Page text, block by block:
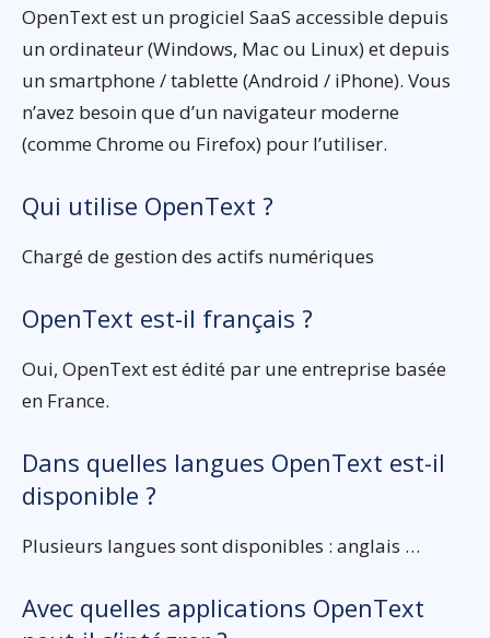
OpenText est un progiciel SaaS accessible depuis
un ordinateur (Windows, Mac ou Linux) et depuis
un smartphone / tablette (Android / iPhone). Vous
n’avez besoin que d’un navigateur moderne
(comme Chrome ou Firefox) pour l’utiliser.
Qui utilise OpenText ?
Chargé de gestion des actifs numériques
OpenText est-il français ?
Oui, OpenText est édité par une entreprise basée
en France.
Dans quelles langues OpenText est-il
disponible ?
Plusieurs langues sont disponibles : anglais …
Avec quelles applications OpenText